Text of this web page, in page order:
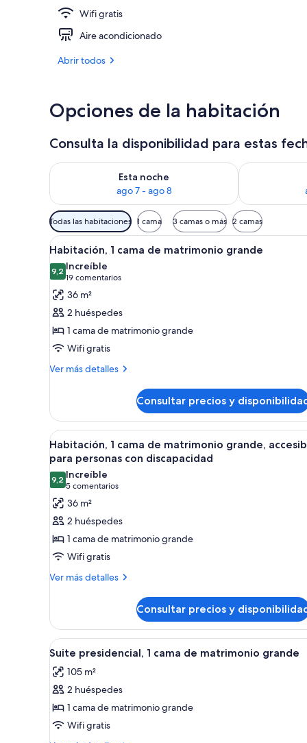
Wifi gratis
Aire acondicionado
Abrir todos
Opciones de la habitación
Consulta la disponibilidad para estas
Esta noche
ago 7 - ago 8
Consulta la disponibilidad para esta noche, ago 7 -
Consulta la
Filtros
disponibles
para
las
habitaciones
Todas las habitaciones 1 cama 3 camas o más 2 camas
Abrir
todas
las
fotos
de
Habitación,
1
cama
de
Habitación de hotel con una
3
Habitación, 1 cama de matrimonio grande
9,29,2 de 10
Increíble
19 comentarios
(19 comentarios)
36 m²
2 huéspedes
1 cama de matrimonio grande
Wifi gratis
Ver más detalles
Más
1
cama
de
matrimonio
grande
Consultar precios y
Abrir
todas
las
fotos
de
Habitación,
1
cama
de
matrimonio
para
personas
con
discapacidad
Habitación de hotel con una
4
Habitación, 1 cama de matrimonio grande,
para personas con discapacidad
9,29,2 de 10
Increíble
5 comentarios
(5 comentarios)
36 m²
2 huéspedes
1 cama de matrimonio grande
Wifi gratis
Ver más detalles
Más
1
cama
de
matrimonio
grande,
accesible
personas
con
Consultar precios y
Abrir
todas
las
fotos
de
Suite
presidencial,
Un dormitorio moderno con
4
Suite presidencial, 1 cama de matrimonio grande
105 m²
2 huéspedes
1 cama de matrimonio grande
Wifi gratis